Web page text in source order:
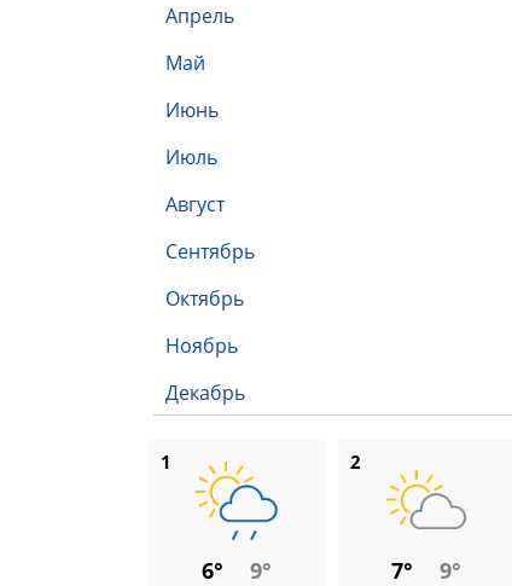
Апрель
Май
Июнь
Июль
Август
Сентябрь
Октябрь
Ноябрь
Декабрь
1
6° 9°
2
7° 9°